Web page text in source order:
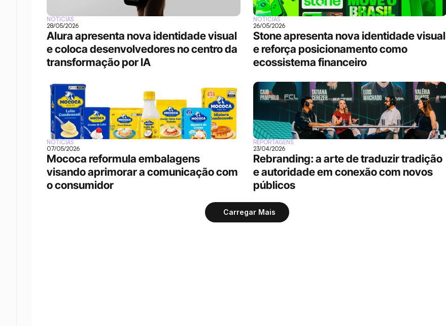
NOTÍCIAS
28/05/2026
Alura apresenta nova identidade visual
e coloca desenvolvedores no centro da
transformação por IA
NOTÍCIAS
26/05/2026
Stone apresenta nova identidade visual
e reforça posicionamento como
ecossistema financeiro
NOTÍCIAS
07/05/2026
Mococa reformula embalagens
visando aprimorar a comunicação com
o consumidor
REPORTAGENS
23/04/2026
Rebranding: a arte de traduzir tradição
e autoridade em conexão com novos
públicos
Carregar Mais